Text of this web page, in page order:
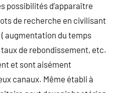
possibilités d’apparaître
de recherche en civilisant
( augmentation du temps
de rebondissement, etc.
et sont aisément
canaux. Même établi à